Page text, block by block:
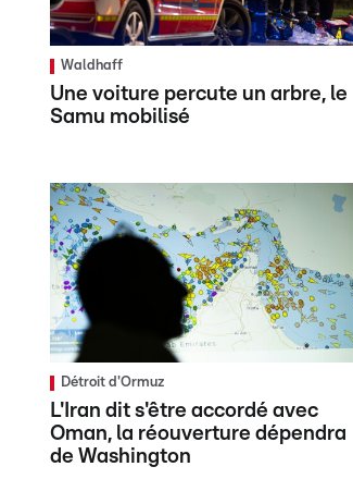
Waldhaff
Une voiture percute un arbre, le
Samu mobilisé
Détroit d'Ormuz
L'Iran dit s'être accordé avec
Oman, la réouverture dépendra
de Washington